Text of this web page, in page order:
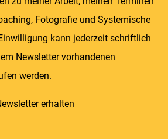
Fotografie und Systemische
kann jederzeit schriftlich
Newsletter vorhandenen
werden.
erhalten